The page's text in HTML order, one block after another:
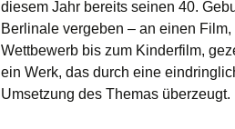
diesem Jahr bereits seinen 40.
Berlinale vergeben – an einen
Wettbewerb bis zum Kinderfilm,
ein Werk, das durch eine
Umsetzung des Themas überzeugt.